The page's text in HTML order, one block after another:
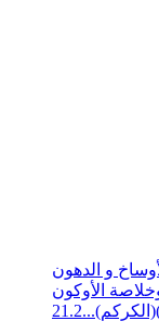
و الدهون
الأوكون
(الكركم)...